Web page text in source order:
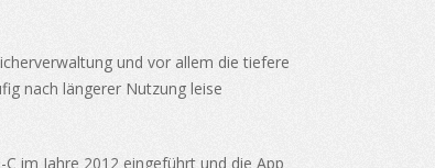
und vor allem die tiefere
nach längerer Nutzung leise
im Jahre 2012 eingeführt und die App